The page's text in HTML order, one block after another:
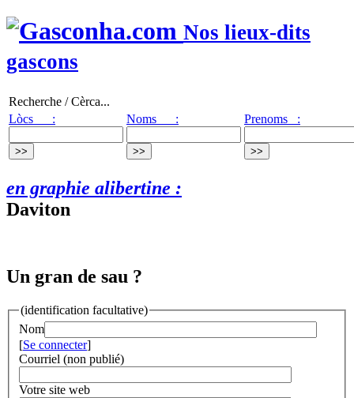
Nos lieux-dits
gascons
Recherche / Cèrca...
Lòcs :
Noms : Prenoms :
en graphie alibertine :
Daviton
Un gran de sau ?
(identification facultative)
Nom
[Se connecter]
Courriel (non publié)
Votre site web